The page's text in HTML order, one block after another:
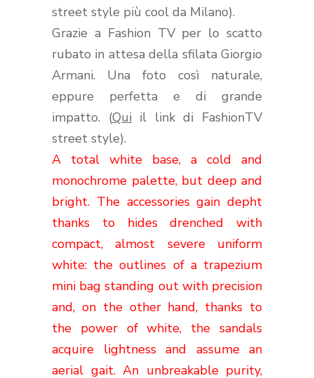
street style più cool da Milano).
Grazie a Fashion TV per lo scatto
rubato in attesa della sfilata Giorgio
Armani. Una foto così naturale,
eppure perfetta e di grande
impatto. (Qui il link di FashionTV
street style).
A total white base, a cold and
monochrome palette, but deep and
bright. The accessories gain depht
thanks to hides drenched with
compact, almost severe uniform
white: the outlines of a trapezium
mini bag standing out with precision
and, on the other hand, thanks to
the power of white, the sandals
acquire lightness and assume an
aerial gait. An unbreakablepurity,